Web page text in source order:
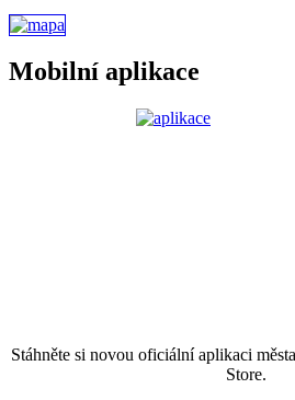
Mobilní aplikace
Stáhněte si novou oficiální aplikaci
Store.